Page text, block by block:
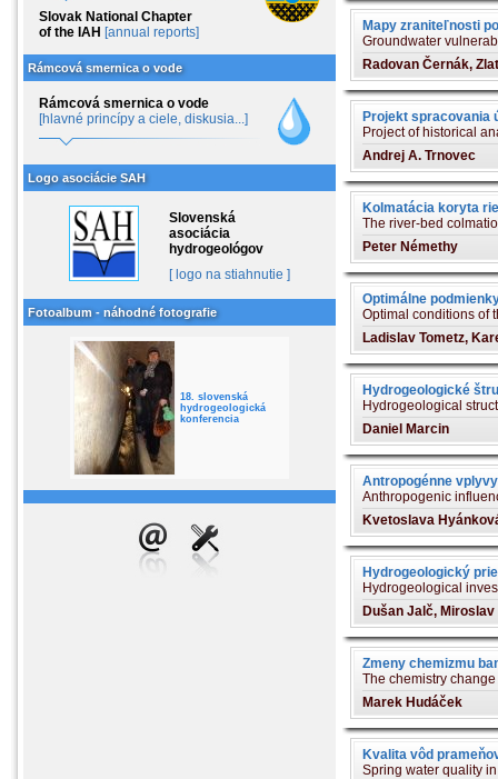
Slovak National Chapter
of the IAH [annual reports]
Rámcová smernica o vode
Rámcová smernica o vode
[hlavné princípy a ciele, diskusia...]
Logo asociácie SAH
Slovenská
asociácia
hydrogeológov
[ logo na stiahnutie ]
Fotoalbum - náhodné fotografie
18. slovenská
hydrogeologická
konferencia
Mapy zraniteľnosti
Groundwater
Radovan Černák,
Projekt spracovania
Project of historical
Andrej A. Trnovec
Kolmatácia koryta
The river-bed
Peter Némethy
Optimálne
Optimal conditions of
Ladislav Tometz,
Hydrogeologické
Hydrogeological
Daniel Marcin
Antropogénne
Anthropogenic
Kvetoslava
Hydrogeologický
Hydrogeological
Dušan Jalč,
Zmeny chemizmu
The chemistry
Marek Hudáček
Kvalita vôd
Spring water quality